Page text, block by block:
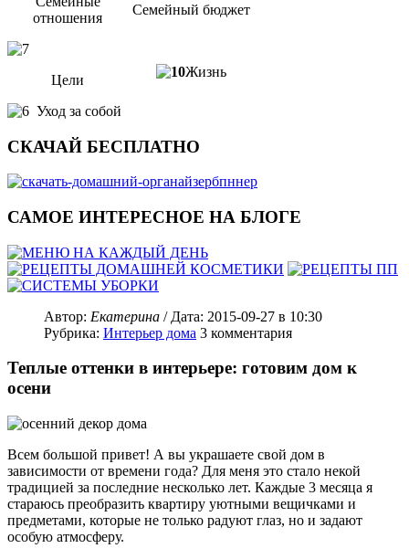
отношения
Семейный бюджет
Цели
Жизнь
Уход за собой
СКАЧАЙ БЕСПЛАТНО
САМОЕ ИНТЕРЕСНОЕ НА БЛОГЕ
Автор: Екатерина / Дата: 2015-09-27 в 10:30
Рубрика: Интерьер дома 3 комментария
Теплые оттенки в интерьере: готовим дом к
осени
Всем большой привет! А вы украшаете свой дом в
зависимости от времени года? Для меня это стало некой
традицией за последние несколько лет. Каждые 3 месяца я
стараюсь преобразить квартиру уютными вещичками и
предметами, которые не только радуют глаз, но и задают
особую атмосферу.